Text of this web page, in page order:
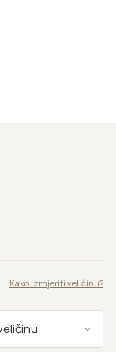
Kako izmjeriti veličinu?